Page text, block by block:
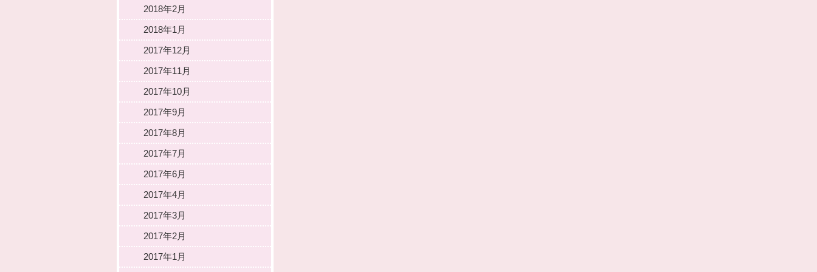
2018年2月
2018年1月
2017年12月
2017年11月
2017年10月
2017年9月
2017年8月
2017年7月
2017年6月
2017年4月
2017年3月
2017年2月
2017年1月